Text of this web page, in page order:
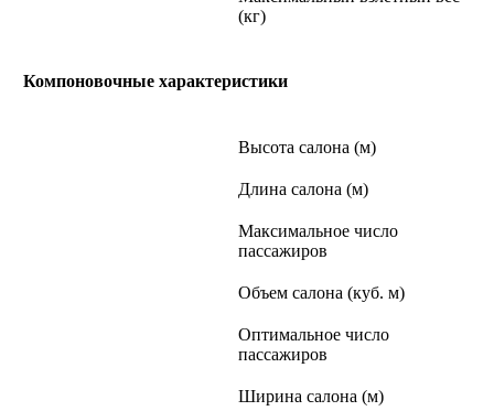
(кг)
Компоновочные характеристики
Высота салона (м)
Длина салона (м)
Максимальное число
пассажиров
Объем салона (куб. м)
Оптимальное число
пассажиров
Ширина салона (м)